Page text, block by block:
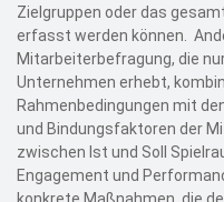
Zielgruppen oder das
erfasst werden können.
Mitarbeiterbefragung, die
Unternehmen erhebt,
Rahmenbedingungen mit
und Bindungsfaktoren der
zwischen Ist und Soll
Engagement und
konkrete Maßnahmen, die